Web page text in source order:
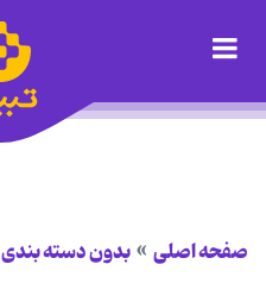
صفحه اصلی بدون دسته بندی